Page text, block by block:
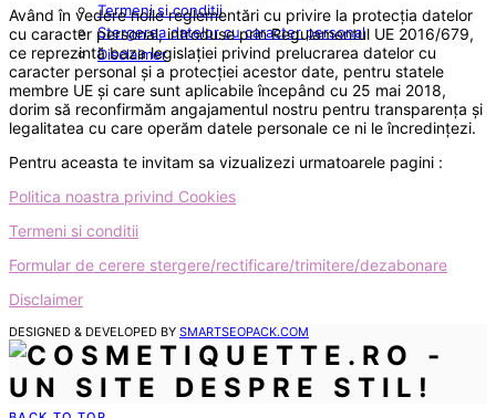
Termeni si conditii
Stergerea datelor cu caracter personal
Disclaimer
Având în vedere noile reglementări cu privire la protecția datelor
cu caracter personal, introduse prin Regulamentul UE 2016/679,
ce reprezintă baza legislației privind prelucrarea datelor cu
caracter personal și a protecției acestor date, pentru statele
membre UE și care sunt aplicabile începând cu 25 mai 2018,
dorim să reconfirmăm angajamentul nostru pentru transparența și
legalitatea cu care operăm datele personale ce ni le încredințezi.
Pentru aceasta te invitam sa vizualizezi urmatoarele pagini :
Politica noastra privind Cookies
Termeni si conditii
Formular de cerere stergere/rectificare/trimitere/dezabonare
Disclaimer
DESIGNED & DEVELOPED BY SMARTSEOPACK.COM